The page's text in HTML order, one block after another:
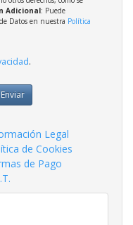
Adicional: Puede
Datos en nuestra Política
.
Enviar
Legal
de Cookies
de Pago